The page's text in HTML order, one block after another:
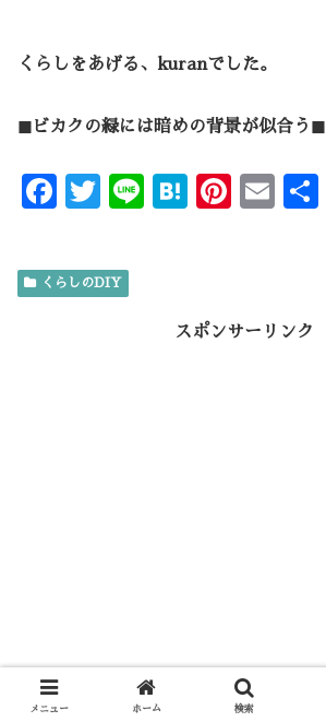
くらしをあげる、kuranでした。
◼︎ビカクの緑には暗めの背景が似合う◼︎
F
e
b
T
it
te
Li
H
a
Pi
t
E
くらしのDIY
スポンサーリンク
メニュー ホーム 検索